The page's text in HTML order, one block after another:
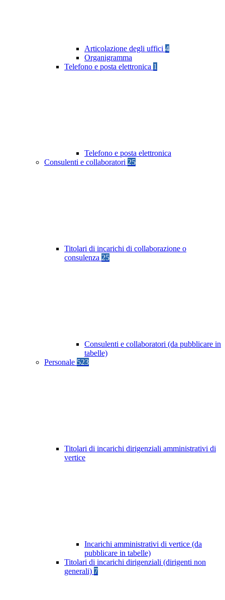
Articolazione degli uffici 4
Organigramma
Telefono e posta elettronica 1
Telefono e posta elettronica
Consulenti e collaboratori 25
Titolari di incarichi di collaborazione o
consulenza 25
Consulenti e collaboratori (da pubblicare in
tabelle)
Personale 523
Titolari di incarichi dirigenziali amministrativi di
vertice
Incarichi amministrativi di vertice (da
pubblicare in tabelle)
Titolari di incarichi dirigenziali (dirigenti non
generali) 7